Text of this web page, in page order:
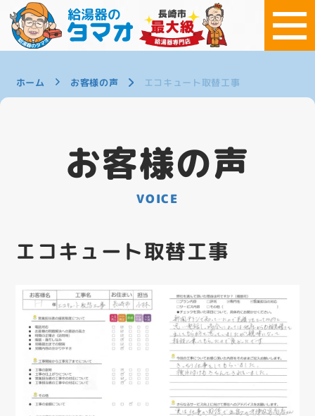
ホーム お客様の声 エコキュート取替工事
お客様の声
VOICE
エコキュート取替工事